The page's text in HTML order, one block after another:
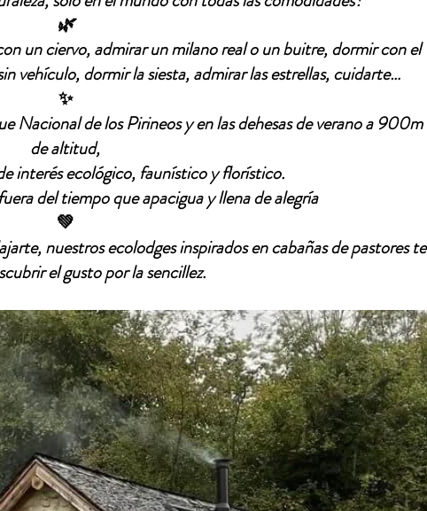
🌿
un ciervo, admirar un milano real o un buitre, dormir con el
vehículo, dormir la siesta, admirar las estrellas, cuidarte…
✨
Nacional de los Pirineos y en las dehesas de verano a 900m
de altitud,
interés ecológico, faunístico y florístico.
del tiempo que apacigua y llena de alegría
💚
nuestros ecolodges inspirados en cabañas de pastores te
el gusto por la sencillez.